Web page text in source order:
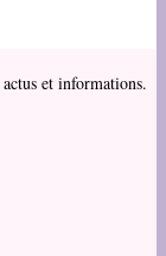
et informations.